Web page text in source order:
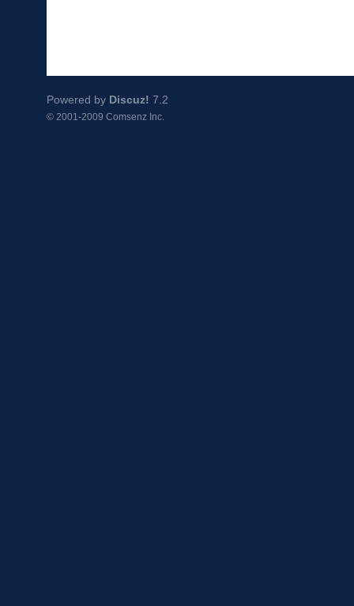
Powered by Discuz! 7.2
© 2001-2009 Comsenz Inc.